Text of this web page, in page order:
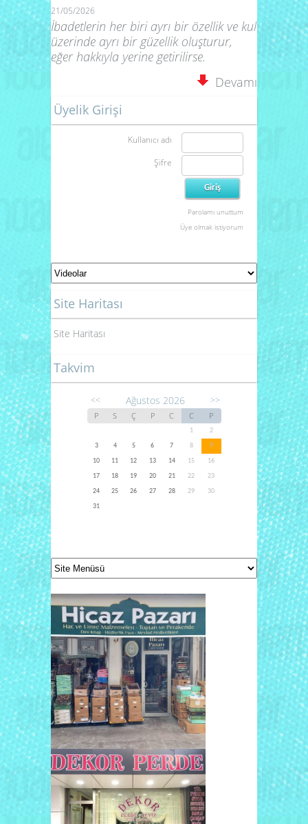
21/05/2026
İbadetlerin her biri ayrı bir özellik ve kul
üzerinde ayrı bir güzellik oluşturur,
eğer hakkıyla yerine getirilirse.
Devamı
Üyelik Girişi
Kullanıcı adı
Şifre
Parolamı unuttum
Üye olmak istiyorum
Site Haritası
Site Haritası
Takvim
<< Ağustos 2026 >>
P S Ç P C C P
1
2
3
4 5 6 7 8
9
10
11 12 13 14 15
16
17
18 19 20 21 22
23
24
25 26 27 28 29
30
31